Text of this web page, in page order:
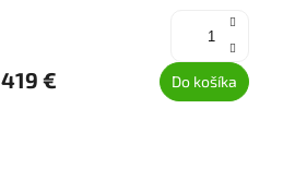
419 € Do košíka